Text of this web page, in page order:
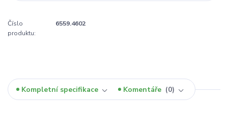
Číslo
produktu:
6559.4602
Kompletní specifikace Komentáře 0